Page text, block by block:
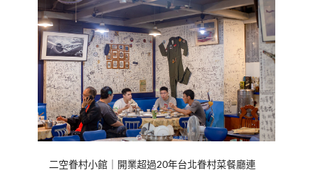
二空眷村小館｜開業超過20年台北眷村菜餐廳連